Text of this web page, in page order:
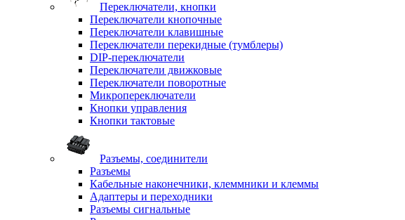
Переключатели, кнопки
Переключатели кнопочные
Переключатели клавишные
Переключатели перекидные (тумблеры)
DIP-переключатели
Переключатели движковые
Переключатели поворотные
Микропереключатели
Кнопки управления
Кнопки тактовые
Разъемы, соединители
Разъемы
Кабельные наконечники, клеммники и клеммы
Адаптеры и переходники
Разъемы сигнальные